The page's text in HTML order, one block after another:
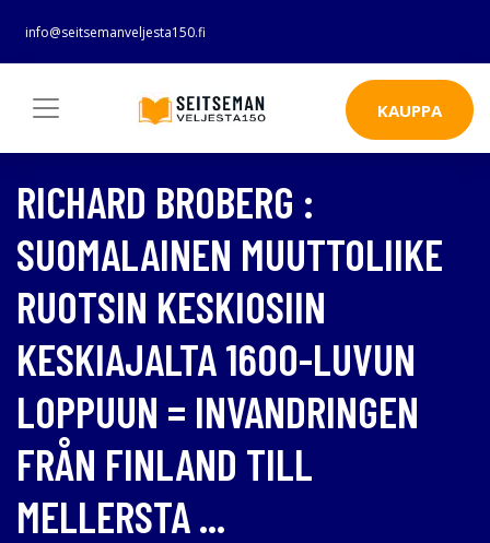
info@seitsemanveljesta150.fi
KAUPPA
RICHARD BROBERG :
SUOMALAINEN MUUTTOLIIKE
RUOTSIN KESKIOSIIN
KESKIAJALTA 1600-LUVUN
LOPPUUN = INVANDRINGEN
FRÅN FINLAND TILL
MELLERSTA ...